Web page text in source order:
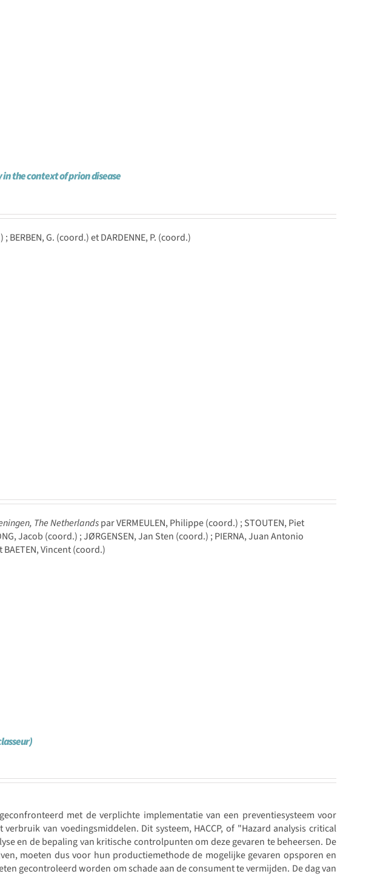
the context of prion disease
BERBEN, G. (coord.) et DARDENNE, P. (coord.)
The Netherlandspar VERMEULEN, Philippe (coord.) ; STOUTEN, Piet
Jacob (coord.) ; JØRGENSEN, Jan Sten (coord.) ; PIERNA, Juan Antonio
Vincent (coord.)
met de verplichte implementatie van een preventiesysteem voor
van voedingsmiddelen. Dit systeem, HACCP, of "Hazard analysis critical
en de bepaling van kritische controlpunten om deze gevaren te beheersen. De
moeten dus voor hun productiemethode de mogelijke gevaren opsporen en
gecontroleerd worden om schade aan de consument te vermijden. De dag van